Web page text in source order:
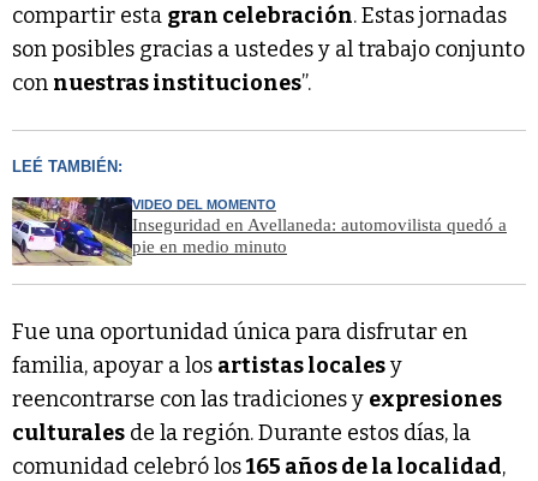
compartir esta gran celebración. Estas jornadas
son posibles gracias a ustedes y al trabajo conjunto
con nuestras instituciones”.
LEÉ TAMBIÉN:
VIDEO DEL MOMENTO
Inseguridad en Avellaneda: automovilista quedó a
pie en medio minuto
Fue una oportunidad única para disfrutar en
familia, apoyar a los artistas localesy
reencontrarse con las tradiciones y expresiones
culturales de la región. Durante estos días, la
comunidad celebró los165 años de la localidad,